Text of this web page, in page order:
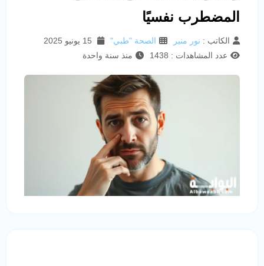
المضطرب نفسيًا
الكاتب : نور منير الصحة "طبي"
عدد المشاهدات : 1438
منذ سنة واحدة